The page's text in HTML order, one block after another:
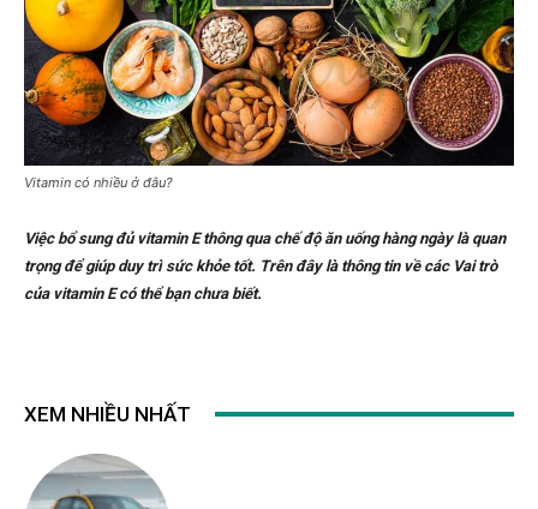
Vitamin có nhiều ở đâu?
Việc bổ sung đủ vitamin E thông qua chế độ ăn uống hàng ngày là quan
trọng để giúp duy trì sức khỏe tốt. Trên đây là thông tin về các Vai trò
của vitamin E có thể bạn chưa biết.
XEM NHIỀU NHẤT